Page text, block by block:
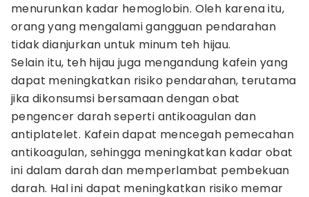
menurunkan kadar hemoglobin. Oleh karena itu,
orang yang mengalami gangguan pendarahan
tidak dianjurkan untuk minum teh hijau.
Selain itu, teh hijau juga mengandung kafein yang
dapat meningkatkan risiko pendarahan, terutama
jika dikonsumsi bersamaan dengan obat
pengencer darah seperti antikoagulan dan
antiplatelet. Kafein dapat mencegah pemecahan
antikoagulan, sehingga meningkatkan kadar obat
ini dalam darah dan memperlambat pembekuan
darah. Hal ini dapat meningkatkan risiko memar